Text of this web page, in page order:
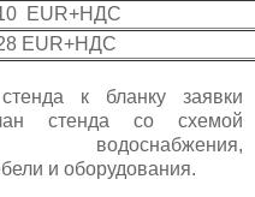
EUR+НДС
EUR+НДС
к бланку заявки
стенда со схемой
водоснабжения,
и оборудования.